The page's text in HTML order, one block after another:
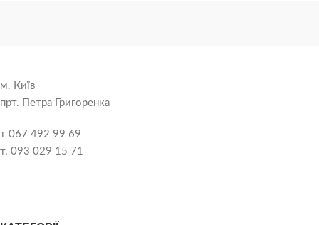
м. Київ
прт. Петра Григоренка
т 067 492 99 69
т. 093 029 15 71